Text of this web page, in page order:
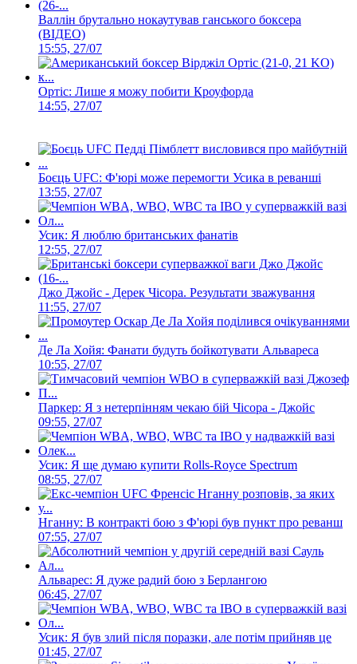
Валлін брутально нокаутував ганського боксера
(ВІДЕО)
15:55, 27/07
Ортіс: Лише я можу побити Кроуфорда
14:55, 27/07
Боєць UFC: Ф'юрі може перемогти Усика в реванші
13:55, 27/07
Усик: Я люблю британських фанатів
12:55, 27/07
Джо Джойс - Дерек Чісора. Результати зважування
11:55, 27/07
Де Ла Хойя: Фанати будуть бойкотувати Альвареса
10:55, 27/07
Паркер: Я з нетерпінням чекаю бій Чісора - Джойс
09:55, 27/07
Усик: Я ще думаю купити Rolls-Royce Spectrum
08:55, 27/07
Нганну: В контракті бою з Ф'юрі був пункт про реванш
07:55, 27/07
Альварес: Я дуже радий бою з Берлангою
06:45, 27/07
Усик: Я був злий після поразки, але потім прийняв це
01:45, 27/07